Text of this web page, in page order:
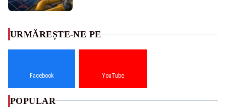
URMĂREȘTE-NE PE
Facebook YouTube
POPULAR